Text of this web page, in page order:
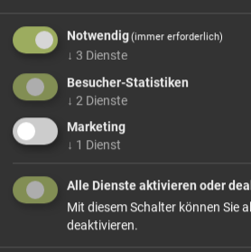
Südostasien. Besonders in Thailand,
Indien wird Galgant seit
mehr Infos +
Dieses Produkt führen wir lose.
Notwendig(immer erforderlich)
↓ 3 Dienste
Besucher-Statistiken
↓ 2 Dienste
Marketing
↓ 1 Dienst
Alle Dienste aktivieren oder
Mit diesem Schalter können Sie
deaktivieren.